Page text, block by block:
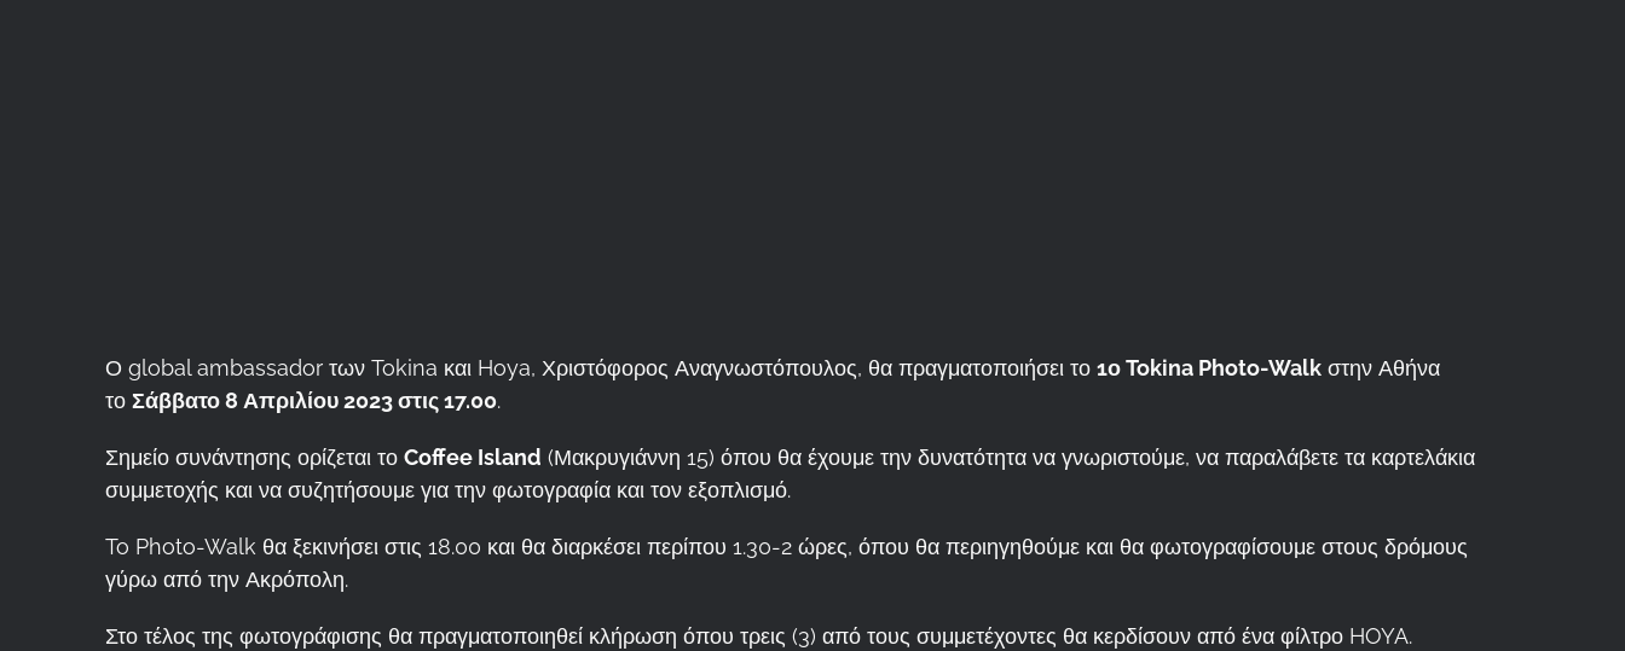
Ο global ambassador των Tokina και Hoya, Χριστόφορος Αναγνωστόπουλος, θα πραγματοποιήσει το 1ο Tokina Photo-Walkστην Αθήνα
το Σάββατο 8 Απριλίου 2023 στις 17.00.
Σημείο συνάντησης ορίζεται το Coffee Island (Μακρυγιάννη 15) όπου θα έχουμε την δυνατότητα να γνωριστούμε, να παραλάβετε τα καρτελάκια
συμμετοχής και να συζητήσουμε για την φωτογραφία και τον εξοπλισμό.
To Photo-Walk θα ξεκινήσει στις 18.00 και θα διαρκέσει περίπου 1.30-2 ώρες, όπου θα περιηγηθούμε και θα φωτογραφίσουμε στους δρόμους
γύρω από την Ακρόπολη.
Στο τέλος της φωτογράφισης θα πραγματοποιηθεί κλήρωση όπου τρεις (3) από τους συμμετέχοντες θα κερδίσουν από ένα φίλτρο HOYA.